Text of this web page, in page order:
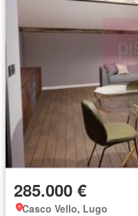
285.000 €
Casco Vello, Lugo